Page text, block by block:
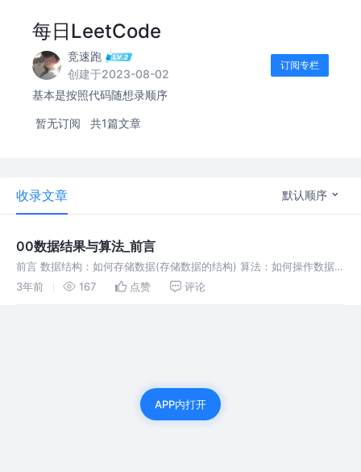
每日LeetCode
竞速跑
创建于2023-08-02
订阅专栏
基本是按照代码随想录顺序
暂无订阅 共1篇文章
收录文章 默认顺序
00数据结果与算法_前言
前言 数据结构：如何存储数据(存储数据的结构) 算法：如何操作数据结
构 二者的关系： 数据结构服务于算法 -> 孤立的数据结构没有意义 算
3年前 167 点赞 评论
APP内打开